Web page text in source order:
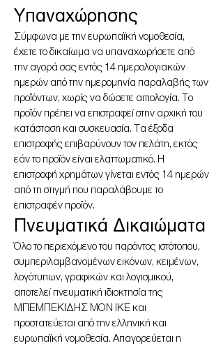
Υπαναχώρησης
Σύμφωνα με την ευρωπαϊκή νομοθεσία,
έχετε το δικαίωμα να υπαναχωρήσετε από
την αγορά σας εντός 14 ημερολογιακών
ημερών από την ημερομηνία παραλαβής των
προϊόντων, χωρίς να δώσετε αιτιολογία. Το
προϊόν πρέπει να επιστραφεί στην αρχική του
κατάσταση και συσκευασία. Τα έξοδα
επιστροφής επιβαρύνουν τον πελάτη, εκτός
εάν το προϊόν είναι ελαττωματικό. Η
επιστροφή χρημάτων γίνεται εντός 14 ημερών
από τη στιγμή που παραλάβουμε το
επιστραφέν προϊόν.
Πνευματικά Δικαιώματα
Όλο το περιεχόμενο του παρόντος ιστότοπου,
συμπεριλαμβανομένων εικόνων, κειμένων,
λογότυπων, γραφικών και λογισμικού,
αποτελεί πνευματική ιδιοκτησία της
ΜΠΕΜΠΕΚΙΔΗΣ ΜΟΝ ΙΚΕ και
προστατεύεται από την ελληνική και
ευρωπαϊκή νομοθεσία. Απαγορεύεται η